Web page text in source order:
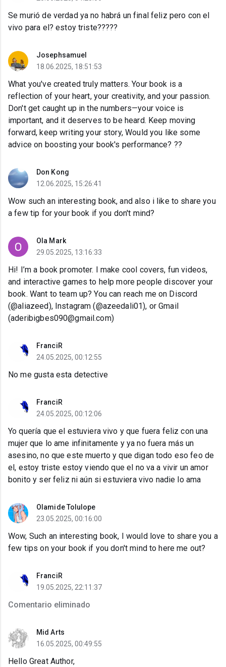
Se murió de verdad ya no habrá un final feliz pero con el
vivo para el? estoy triste?????
Josephsamuel
18.06.2025, 18:51:53
What you've created truly matters. Your book is a
reflection of your heart, your creativity, and your passion.
Don't get caught up in the numbers—your voice is
important, and it deserves to be heard. Keep moving
forward, keep writing your story, Would you like some
advice on boosting your book's performance? ??
Don Kong
12.06.2025, 15:26:41
Wow such an interesting book, and also i like to share you
a few tip for your book if you don't mind?
Ola Mark
29.05.2025, 13:16:33
Hi! I’m a book promoter. I make cool covers, fun videos,
and interactive games to help more people discover your
book. Want to team up? You can reach me on Discord
(@aliazeed), Instagram (@azeedali01), or Gmail
(aderibigbes090@gmail.com)
FranciR
24.05.2025, 00:12:55
No me gusta esta detective
FranciR
24.05.2025, 00:12:06
Yo quería que el estuviera vivo y que fuera feliz con una
mujer que lo ame infinitamente y ya no fuera más un
asesino, no que este muerto y que digan todo eso feo de
el, estoy triste estoy viendo que el no va a vivir un amor
bonito y ser feliz ni aún si estuviera vivo nadie lo ama
Olamide Tolulope
23.05.2025, 00:16:00
Wow, Such an interesting book, I would love to share you a
few tips on your book if you don't mind to here me out?
FranciR
19.05.2025, 22:11:37
Comentario eliminado
Mid Arts
16.05.2025, 00:49:55
Hello Great Author,